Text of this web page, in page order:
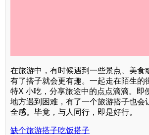
在旅游中，有时候遇到一些景点、美食
有了搭子就会更有趣。一起走在陌生的
特X 小吃，分享旅途中的点点滴滴。即
地方遇到困难，有了一个旅游搭子也会
全感。毕竟，与人同行，即是好行。
缺个旅游搭子吃饭搭子